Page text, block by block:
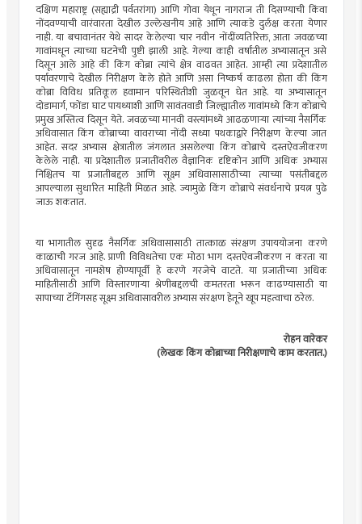
दक्षिण महाराष्ट्र (सह्याद्री पर्वतरांगा) आणि गोवा येथून नागराज ती दिसण्याची किंवा
नोंदवण्याची वारंवारता देखील उल्लेखनीय आहे आणि त्याकडे दुर्लक्ष करता येणार
नाही. या बचावानंतर येथे सादर केलेल्या चार नवीन नोंदींव्यतिरिक्त, आता जवळच्या
गावांमधून त्याच्या घटनेची पुष्टी झाली आहे. गेल्या काही वर्षांतील अभ्यासातून असे
दिसून आले आहे की किंग कोब्रा त्यांचे क्षेत्र वाढवत आहेत. आम्ही त्या प्रदेशातील
पर्यावरणाचे देखील निरीक्षण केले होते आणि असा निष्कर्ष काढला होता की किंग
कोब्रा विविध प्रतिकूल हवामान परिस्थितीशी जुळवून घेत आहे. या अभ्यासातून
दोडामार्ग, फोंडा घाट पायथ्याशी आणि सावंतवाडी जिल्ह्यातील गावांमध्ये किंग कोब्राचे
प्रमुख अस्तित्व दिसून येते. जवळच्या मानवी वस्त्यांमध्ये आढळणार्‍या त्यांच्या नैसर्गिक
अधिवासात किंग कोब्राच्या वावराच्या नोंदी सध्या पथकाद्वारे निरीक्षण केल्या जात
आहेत. सदर अभ्यास क्षेत्रातील जंगलात असलेल्या किंग कोब्राचे दस्तऐवजीकरण
केलेले नाही. या प्रदेशातील प्रजातींवरील वैज्ञानिक दृष्टिकोन आणि अधिक अभ्यास
निश्चितच या प्रजातीबद्दल आणि सूक्ष्म अधिवासासाठीच्या त्याच्या पसंतीबद्दल
आपल्याला सुधारित माहिती मिळत आहे. ज्यामुळे किंग कोब्राचे संवर्धनाचे प्रयत्न पुढे
जाऊ शकतात.
या भागातील सुदृढ नैसर्गिक अधिवासासाठी तात्काळ संरक्षण उपाययोजना करणे
काळाची गरज आहे. प्राणी विविधतेचा एक मोठा भाग दस्तऐवजीकरण न करता या
अधिवासातून नामशेष होण्यापूर्वी हे करणे गरजेचे वाटते. या प्रजातीच्या अधिक
माहितीसाठी आणि विस्तारणार्‍या श्रेणीबद्दलची कमतरता भरून काढण्यासाठी या
सापाच्या टॅगिंगसह सूक्ष्म अधिवासावरील अभ्यास संरक्षण हेतूने खूप महत्वाचा ठरेल.
रोहन वारेकर
(लेखक किंग कोब्राच्या निरीक्षणाचे काम करतात.)